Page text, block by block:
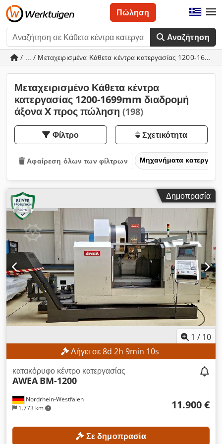
Αναζήτηση
Πώληση
/ ... / Μεταχειρισμένα Κάθετα κέντρα κατεργασίας 1200-
Μεταχειρισμένο Κάθετα κέντρα
κατεργασίας 1200-1699mm διαδρομή
άξονα X προς πώληση (198)
Φίλτρο Σχετικότητα
Αφαίρεση όλων των φίλτρων Μηχανήματα
Δημοπρασία
1 / 10
Λήγει σε8d2h9min7s
Nordrhein-Westfalen
1.773 km
κατακόρυφο κέντρο κατεργασίας
AWEA BM-1200
11.900 €
Σε δημοπρασία